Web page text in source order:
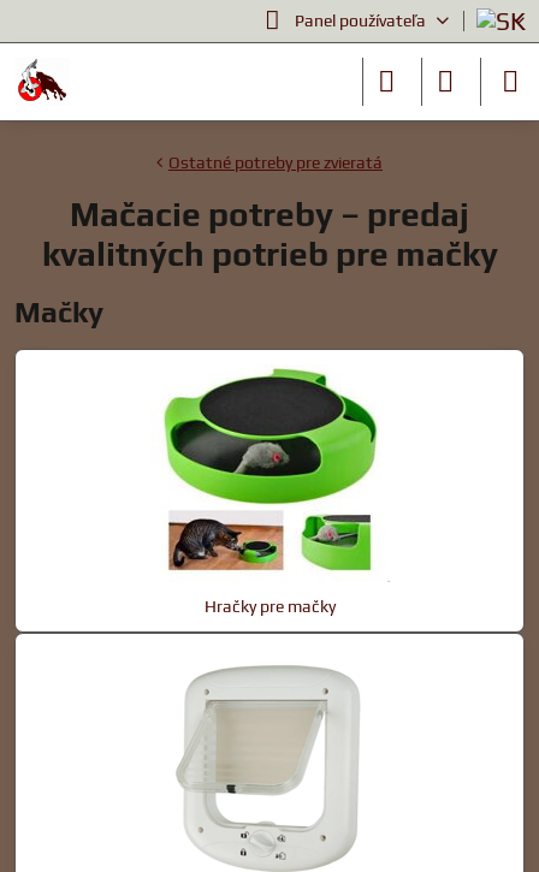
Panel používateľa
Ostatné potreby pre zvieratá
Mačacie potreby – predaj
kvalitných potrieb pre mačky
Mačky
Hračky pre mačky